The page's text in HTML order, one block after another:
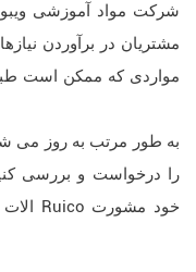
شرکت مواد آموزشی
مشتریان در برآوردن
مواردی که ممکن است